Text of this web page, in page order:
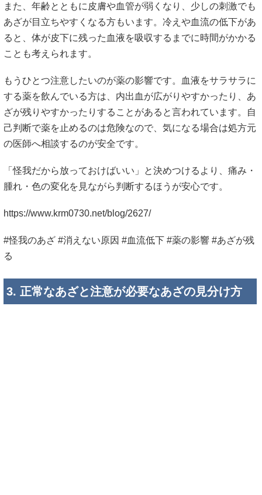
また、年齢とともに皮膚や血管が弱くなり、少しの刺激でも
あざが目立ちやすくなる方もいます。冷えや血流の低下があ
ると、体が皮下に残った血液を吸収するまでに時間がかかる
ことも考えられます。
もうひとつ注意したいのが薬の影響です。血液をサラサラに
する薬を飲んでいる方は、内出血が広がりやすかったり、あ
ざが残りやすかったりすることがあると言われています。自
己判断で薬を止めるのは危険なので、気になる場合は処方元
の医師へ相談するのが安全です。
「怪我だから放っておけばいい」と決めつけるより、痛み・
腫れ・色の変化を見ながら判断するほうが安心です。
https://www.krm0730.net/blog/2627/
#怪我のあざ #消えない原因 #血流低下 #薬の影響 #あざが残
る
3. 正常なあざと注意が必要なあざの見分け方